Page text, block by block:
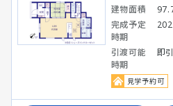
建物面積
完成予定
時期
引渡可能
時期
即
見学予約可